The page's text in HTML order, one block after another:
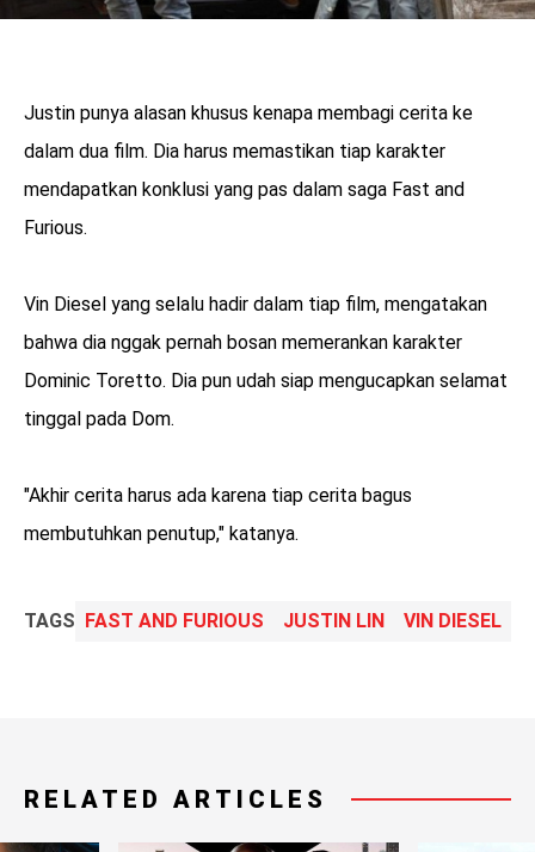
Justin punya alasan khusus kenapa membagi cerita ke
dalam dua film. Dia harus memastikan tiap karakter
mendapatkan konklusi yang pas dalam saga Fast and
Furious.
Vin Diesel yang selalu hadir dalam tiap film, mengatakan
bahwa dia nggak pernah bosan memerankan karakter
Dominic Toretto. Dia pun udah siap mengucapkan selamat
tinggal pada Dom.
"Akhir cerita harus ada karena tiap cerita bagus
membutuhkan penutup," katanya.
TAGS FAST AND FURIOUS JUSTIN LIN VIN DIESEL
RELATED ARTICLES